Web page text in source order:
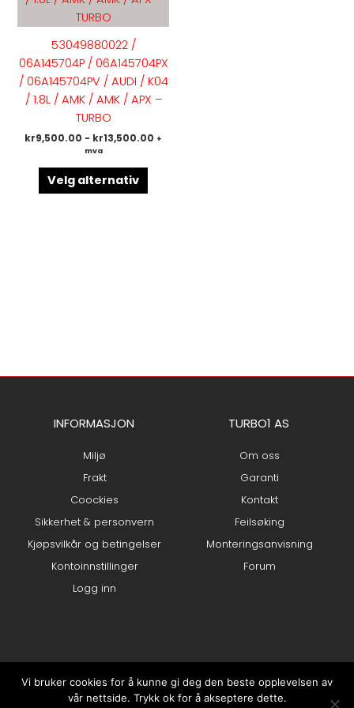
53049880022 /
06A145704P / 06A145704PX
/ 06A145704PV / AUDI / K04
/ 1.8L / AMK / AMK / APX –
TURBO
kr9,500.00 - kr13,500.00 +
mva
Velg alternativ
velges
på
produktsiden
INFORMASJON
Miljø
Frakt
Coockies
Sikkerhet & personvern
Kjøpsvilkår og betingelser
Kontoinnstillinger
Logg inn
TURBO1 AS
Om oss
Garanti
Kontakt
Feilsøking
Monteringsanvisning
Forum
Vi bruker cookies for å kunne gi deg den beste opplevelsen av
vår nettside. Trykk ok for å akseptere dette.